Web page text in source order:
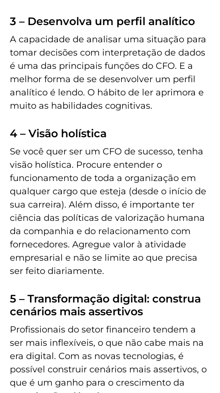
3 – Desenvolva um perfil analítico
A capacidade de analisar uma situação para
tomar decisões com interpretação de dados
é uma das principais funções do CFO. E a
melhor forma de se desenvolver um perfil
analítico é lendo. O hábito de ler aprimora e
muito as habilidades cognitivas.
4 – Visão holística
Se você quer ser um CFO de sucesso, tenha
visão holística. Procure entender o
funcionamento de toda a organização em
qualquer cargo que esteja (desde o início de
sua carreira). Além disso, é importante ter
ciência das políticas de valorização humana
da companhia e do relacionamento com
fornecedores. Agregue valor à atividade
empresarial e não se limite ao que precisa
ser feito diariamente.
5 – Transformação digital: construa
cenários mais assertivos
Profissionais do setor financeiro tendem a
ser mais inflexíveis, o que não cabe mais na
era digital. Com as novas tecnologias, é
possível construir cenários mais assertivos, o
que é um ganho para o crescimento da